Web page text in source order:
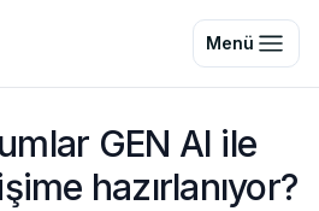
Menü
GEN AI ile
hazırlanıyor?